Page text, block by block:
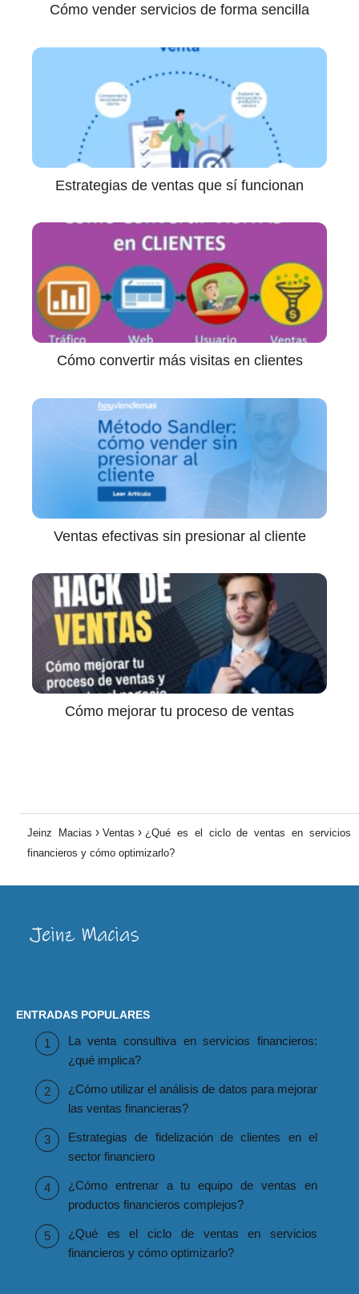
Cómo vender servicios de forma sencilla
Estrategias de ventas que sí funcionan
Cómo convertir más visitas en clientes
Ventas efectivas sin presionar al cliente
Cómo mejorar tu proceso de ventas
Jeinz Macias Ventas
¿Qué es el ciclo de ventas en servicios
financieros y cómo optimizarlo?
ENTRADAS POPULARES
La venta consultiva en servicios financieros:
¿qué implica?
¿Cómo utilizar el análisis de datos para mejorar
las ventas financieras?
Estrategias de fidelización de clientes en el
sector financiero
¿Cómo entrenar a tu equipo de ventas en
productos financieros complejos?
¿Qué es el ciclo de ventas en servicios
financieros y cómo optimizarlo?